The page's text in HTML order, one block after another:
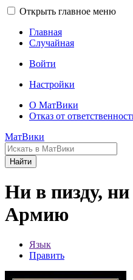
Открыть главное меню
Главная
Случайная
Войти
Настройки
О МатВики
Отказ от
МатВики
Найти
Ни в пизду,
Армию
Язык
Править